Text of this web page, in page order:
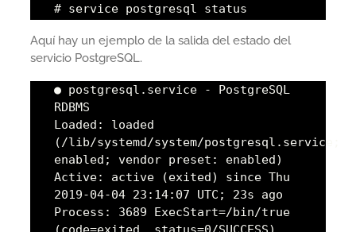
# service postgresql status
Aquí hay un ejemplo de la salida del estado del
servicio PostgreSQL.
● postgresql.service - PostgreSQL
RDBMS
Loaded: loaded
(/lib/systemd/system/postgresql.service;
enabled; vendor preset: enabled)
Active: active (exited) since Thu
2019-04-04 23:14:07 UTC; 23s ago
Process: 3689 ExecStart=/bin/true